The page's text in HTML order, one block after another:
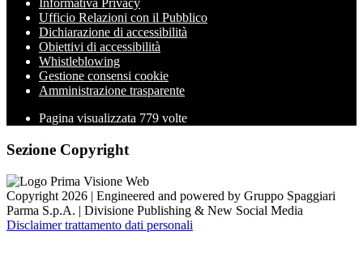
Informativa Privacy
Ufficio Relazioni con il Pubblico
Dichiarazione di accessibilità
Obiettivi di accessibilità
Whistleblowing
Gestione consensi cookie
Amministrazione trasparente
Pagina visualizzata 779 volte
Sezione Copyright
Copyright 2026 | Engineered and powered by Gruppo Spaggiari
Parma S.p.A. | Divisione Publishing & New Social Media
Disclaimer trattamento dati personali